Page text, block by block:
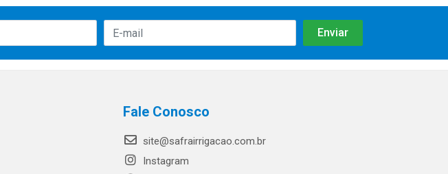
Fale Conosco
site@safrairrigacao.com.br
Instagram